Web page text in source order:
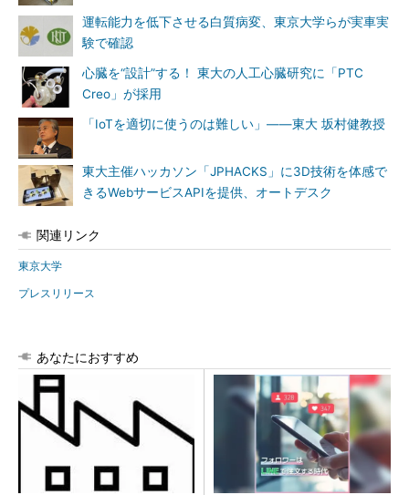
運転能力を低下させる白質病変、東京大学らが実車実
験で確認
心臓を“設計”する！ 東大の人工心臓研究に「PTC
Creo」が採用
「IoTを適切に使うのは難しい」――東大 坂村健教授
東大主催ハッカソン「JPHACKS」に3D技術を体感で
きるWebサービスAPIを提供、オートデスク
関連リンク
東京大学
プレスリリース
あなたにおすすめ